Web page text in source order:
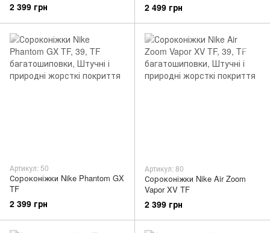
2 399 грн 2 499 грн
Артикул: 50
Сороконіжки Nike Phantom GX
TF
2 399 грн
Артикул: 80
Сороконіжки Nike Air Zoom
Vapor XV TF
2 399 грн